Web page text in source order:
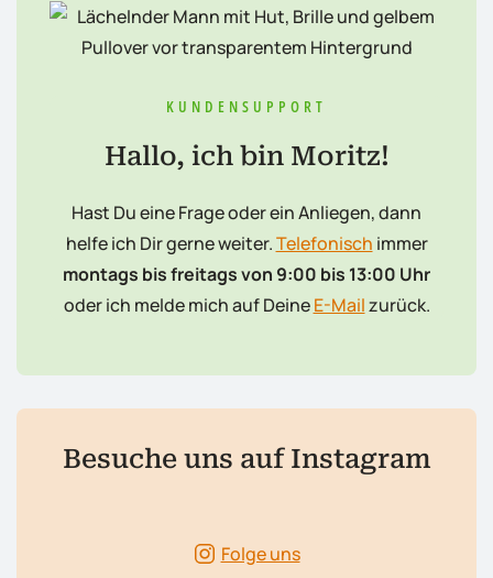
KUNDENSUPPORT
Hallo, ich bin Moritz!
Hast Du eine Frage oder ein Anliegen, dann
helfe ich Dir gerne weiter.Telefonisch immer
montags bis freitags von 9:00 bis 13:00 Uhr
oder ich melde mich auf DeineE-Mailzurück.
Besuche uns auf Instagram
Folge uns